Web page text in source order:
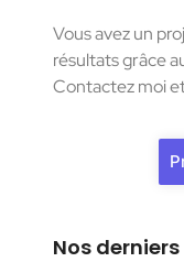
Vous avez un
résultats grâce
Contactez moi
Nos